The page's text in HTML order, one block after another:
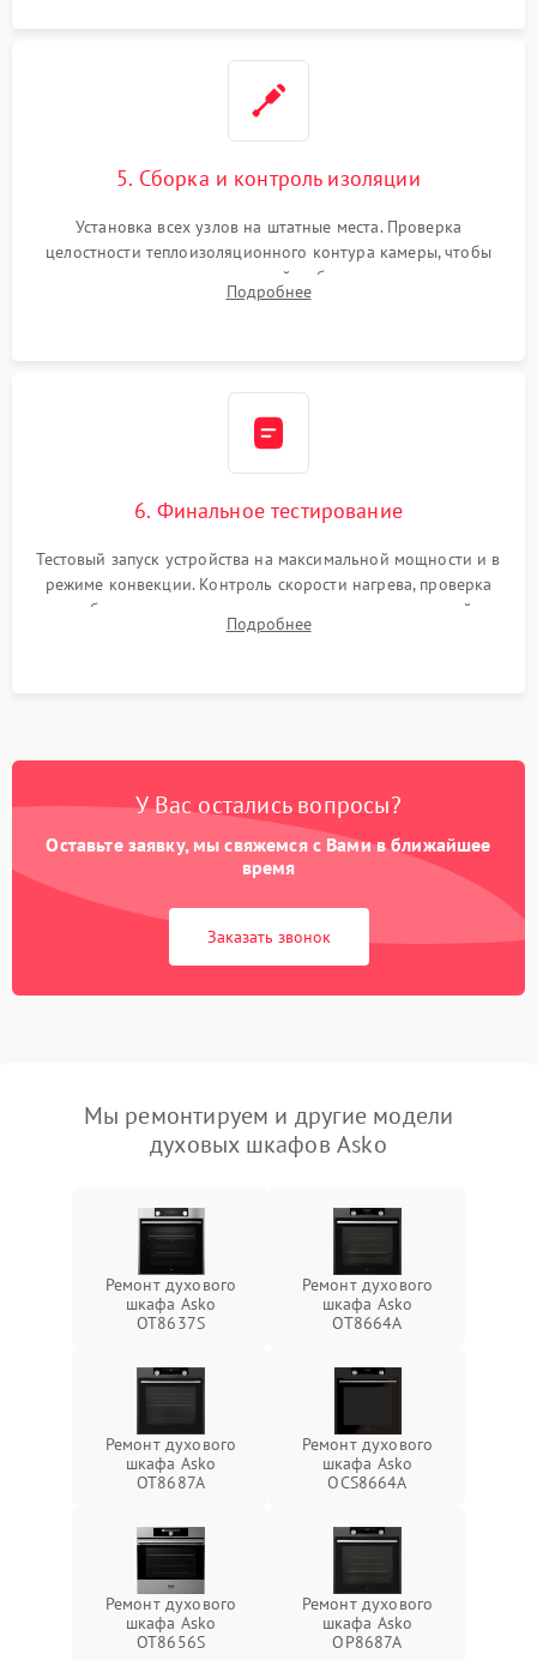
5. Сборка и контроль изоляции
Установка всех узлов на штатные места. Проверка
целостности теплоизоляционного контура камеры, чтобы
исключить перегрев кухонной мебели и потерю тепла.
Надежная фиксация клемм и сборка корпуса шкафа.
Подробнее
6. Финальное тестирование
Тестовый запуск устройства на максимальной мощности и в
режиме конвекции. Контроль скорости нагрева, проверка
срабатывания термостата при достижении заданной
температуры и тест на отсутствие утечек тока.
Подробнее
У Вас остались вопросы?
Оставьте заявку, мы свяжемся с Вами в ближайшее
время
Заказать звонок
Мы ремонтируем и другие модели
духовых шкафов Asko
Ремонт духового
шкафа Asko
OT8637S
Ремонт духового
шкафа Asko
OT8664A
Ремонт духового
шкафа Asko
OT8687A
Ремонт духового
шкафа Asko
OCS8664A
Ремонт духового
шкафа Asko
OT8656S
Ремонт духового
шкафа Asko
OP8687A